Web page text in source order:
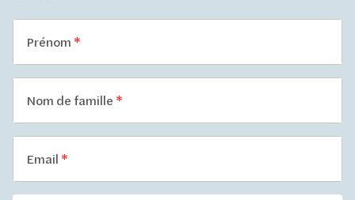
Prénom
Nom de famille
Email